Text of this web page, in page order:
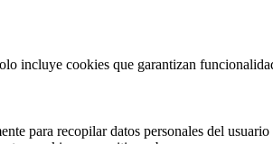
incluye cookies que garantizan
para recopilar datos personales del usuario